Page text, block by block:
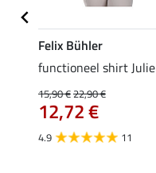
Felix Bühler
functioneel shirt Julie
15,90 €22,90 €
12,72 €
4.9 11